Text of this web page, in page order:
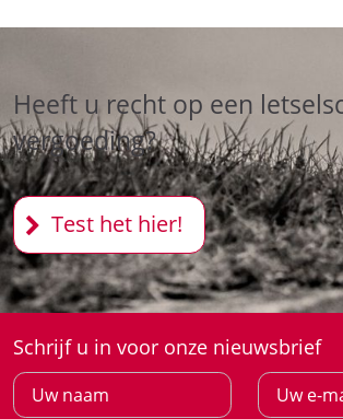
Heeft u recht op een
vergoeding?
Test het hier!
Schrijf u in voor onze nieuwsbrief